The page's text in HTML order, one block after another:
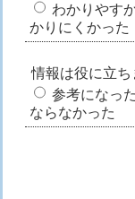
わかりやす
かりにくかった
情報は役に立ち
参考になった
ならなかった